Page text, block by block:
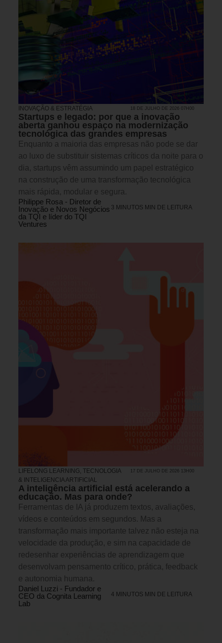
INOVAÇÃO & ESTRATÉGIA 18 DE JULHO DE 2026 07H00
Startups e legado: por que a inovação
aberta ganhou espaço na modernização
tecnológica das grandes empresas
Enquanto a maioria das empresas não pode se dar
ao luxo de substituir sistemas críticos da noite para o
dia, startups vêm assumindo um papel estratégico
na construção de uma transformação tecnológica
mais rápida, modular e segura.
Philippe Rosa - Diretor de
Inovação e Novos Negócios
da TQI e líder do TQI
Ventures
3 MINUTOS MIN DE LEITURA
LIFELONG LEARNING TECNOLOGIA
& INTELIGENCIA ARTIFICIAL
17 DE JULHO DE 2026 13H00
A inteligência artificial está acelerando a
educação. Mas para onde?
Ferramentas de IA já produzem textos, avaliações,
vídeos e conteúdos em segundos. Mas a
transformação mais importante talvez não esteja na
velocidade da produção, e sim na capacidade de
redesenhar experiências de aprendizagem que
desenvolvam pensamento crítico, prática, feedback
e autonomia humana.
Daniel Luzzi - Fundador e
CEO da Cognita Learning
Lab
4 MINUTOS MIN DE LEITURA